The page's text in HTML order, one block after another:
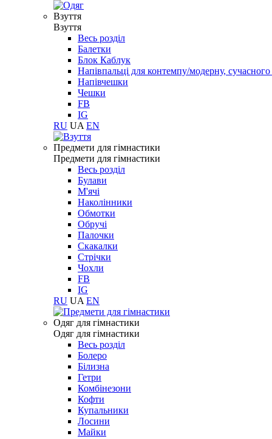
Взуття
Взуття
Весь розділ
Балетки
Блок Каблук
Напівпальці для контемпу/модерну,
Напівчешки
Чешки
FB
IG
RU UA EN
Предмети для гімнастики
Предмети для гімнастики
Весь розділ
Булави
М'ячі
Наколінники
Обмотки
Обручі
Палочки
Скакалки
Стрічки
Чохли
FB
IG
RU UA EN
Одяг для гімнастики
Одяг для гімнастики
Весь розділ
Болеро
Білизна
Гетри
Комбінезони
Кофти
Купальники
Лосини
Майки